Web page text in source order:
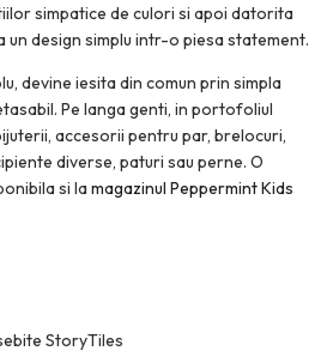
simpatice de culori si apoi datorita
design simplu intr-o piesa statement.
devine iesita din comun prin simpla
Pe langa genti, in portofoliul
accesorii pentru par, brelocuri,
diverse, paturi sau perne. O
si la magazinul Peppermint Kids